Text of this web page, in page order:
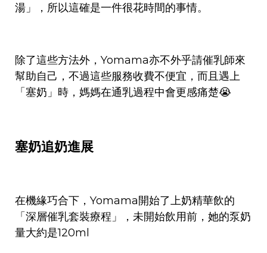
湯」，所以這確是一件很花時間的事情。
除了這些方法外，Yomama亦不外乎請催乳師來
幫助自己，不過這些服務收費不便宜，而且遇上
「塞奶」時，媽媽在通乳過程中會更感痛楚😭
塞奶追奶進展
在機緣巧合下，Yomama開始了上奶精華飲的
「 深層催乳套裝療程 」，未開始飲用前，她的泵奶
量大約是120ml